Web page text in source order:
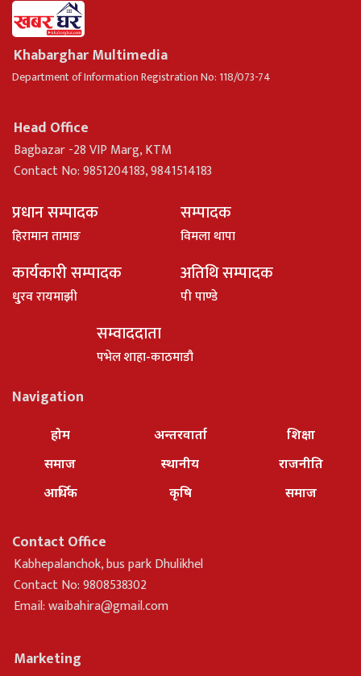
Khabarghar Multimedia
Department of Information Registration No: 118/073-74
Head Office
Bagbazar -28 VIP Marg, KTM
Contact No: 9851204183, 9841514183
प्रधान सम्पादक
हिरामान तामाङ
सम्पादक
विमला थापा
कार्यकारी सम्पादक
धु्रव रायमाझी
अतिथि सम्पादक
पी पाण्डे
सम्वाददाता
पभेल शाहा-काठमाडौ
Navigation
होम
समाज
आर्थिक
अन्तरवार्ता
स्थानीय
कृषि
शिक्षा
राजनीति
समाज
Contact Office
Kabhepalanchok, bus park Dhulikhel
Contact No: 9808538302
Email:waibahira@gmail.com
Marketing